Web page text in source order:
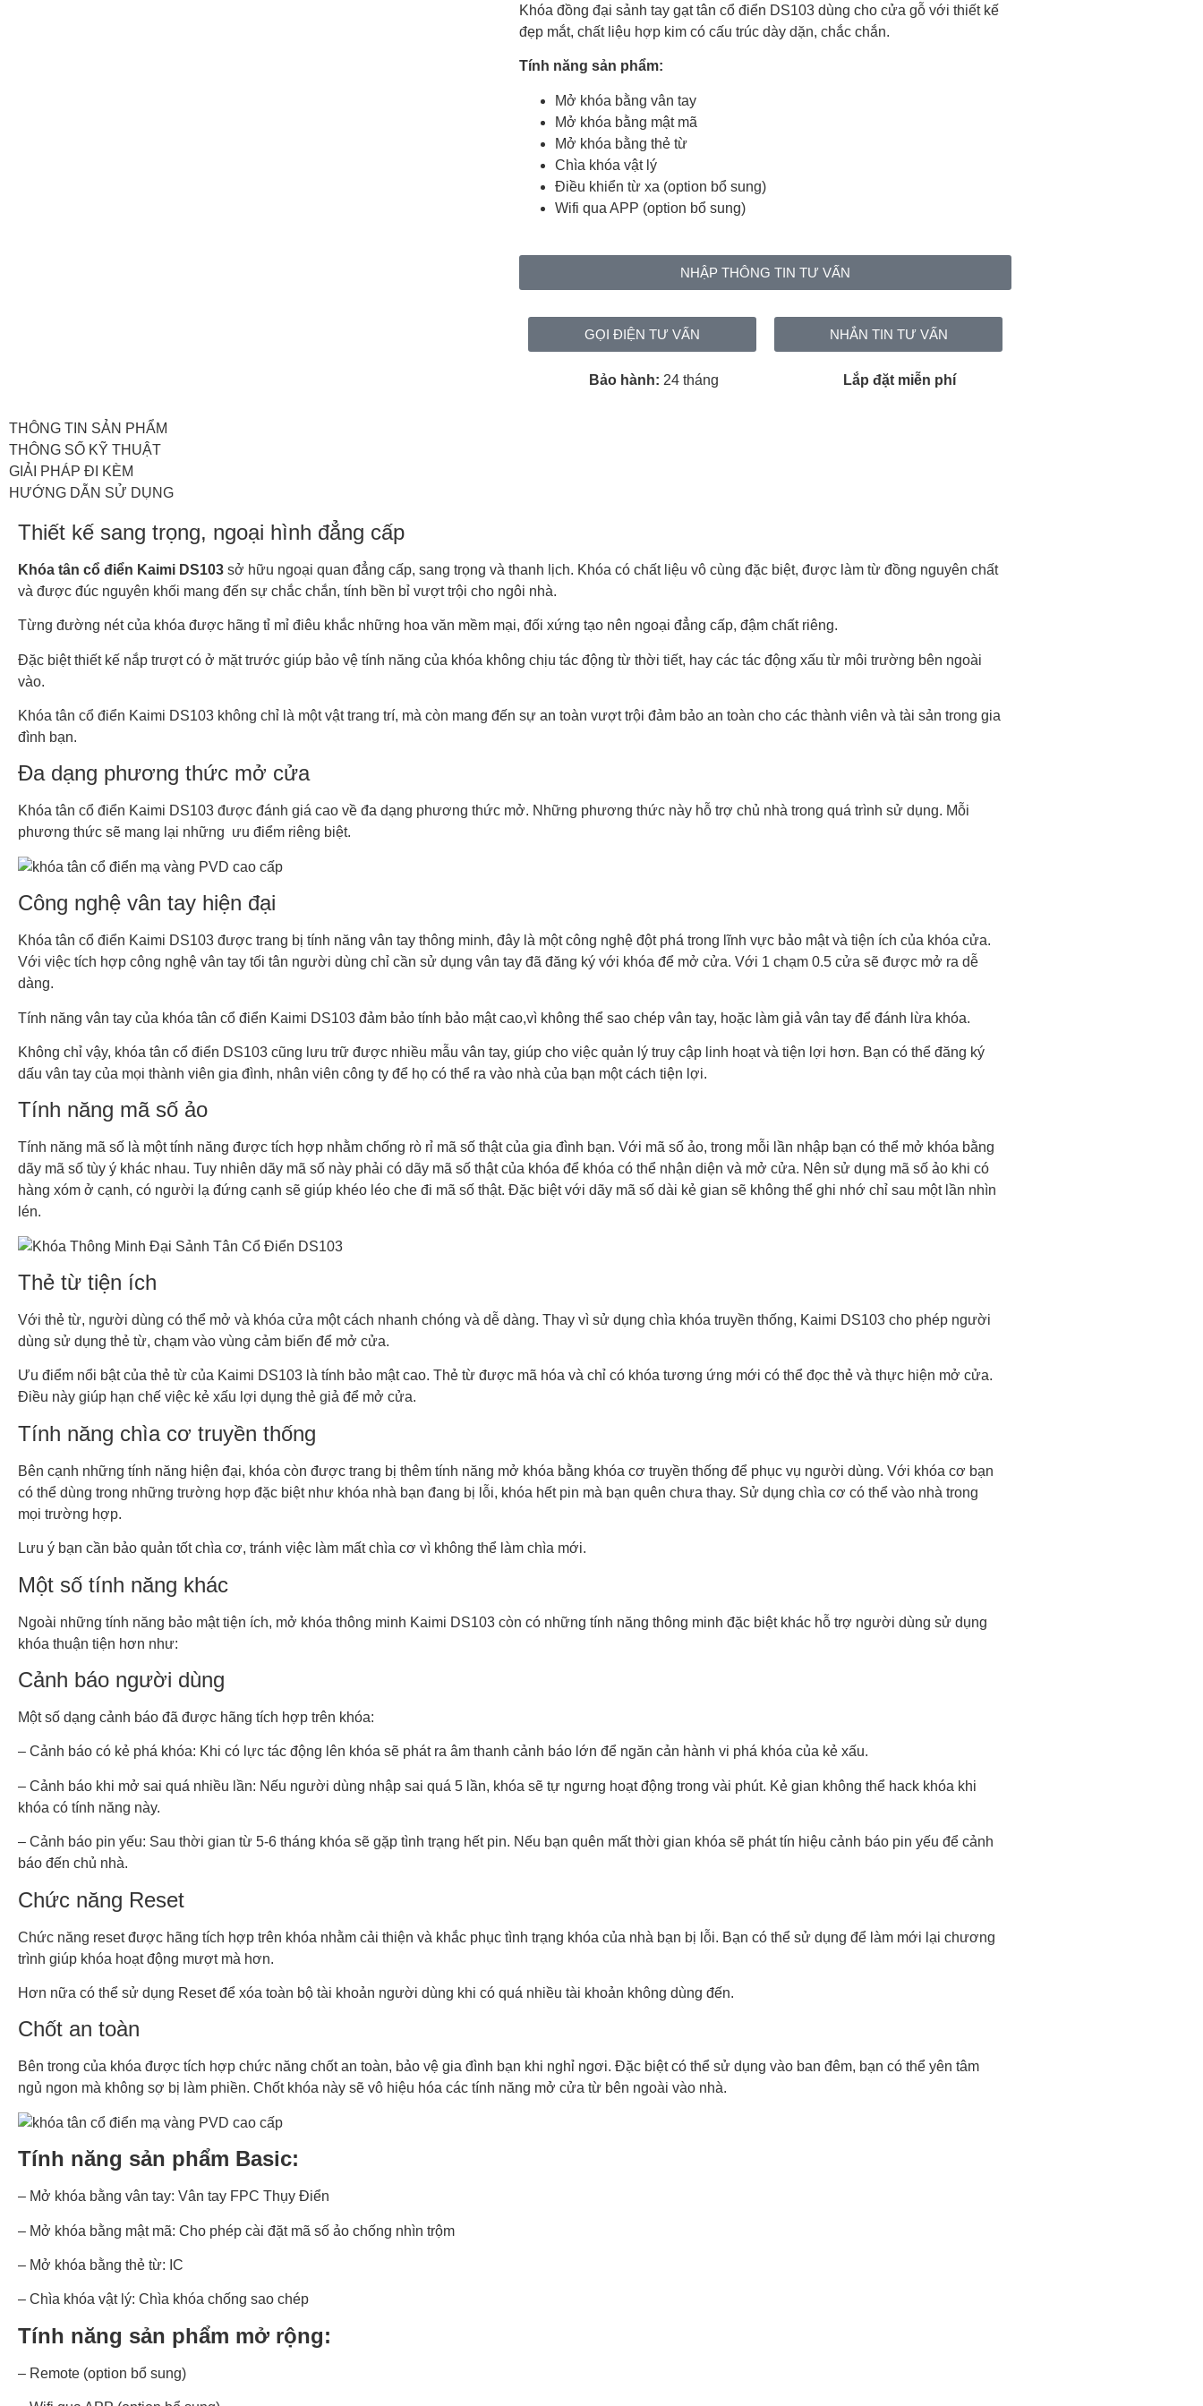
Khóa đồng đại sảnh tay gạt tân cổ điển DS103 dùng cho cửa gỗ với thiết kế
đẹp mắt, chất liệu hợp kim có cấu trúc dày dặn, chắc chắn.
Tính năng sản phẩm:
Mở khóa bằng vân tay
Mở khóa bằng mật mã
Mở khóa bằng thẻ từ
Chìa khóa vật lý
Điều khiển từ xa (option bổ sung)
Wifi qua APP (option bổ sung)
NHẬP THÔNG TIN TƯ VẤN
GỌI ĐIỆN TƯ VẤN NHẮN TIN TƯ VẤN
Bảo hành: 24 tháng Lắp đặt miễn phí
THÔNG TIN SẢN PHẨM
THÔNG SỐ KỸ THUẬT
GIẢI PHÁP ĐI KÈM
HƯỚNG DẪN SỬ DỤNG
Thiết kế sang trọng, ngoại hình đẳng cấp
Khóa tân cổ điển Kaimi DS103 sở hữu ngoại quan đẳng cấp, sang trọng và thanh lịch. Khóa có chất liệu vô cùng đặc biệt, được làm từ đồng nguyên chất
và được đúc nguyên khối mang đến sự chắc chắn, tính bền bỉ vượt trội cho ngôi nhà.
Từng đường nét của khóa được hãng tỉ mỉ điêu khắc những hoa văn mềm mại, đối xứng tạo nên ngoại đẳng cấp, đậm chất riêng.
Đặc biệt thiết kế nắp trượt có ở mặt trước giúp bảo vệ tính năng của khóa không chịu tác động từ thời tiết, hay các tác động xấu từ môi trường bên ngoài
vào.
Khóa tân cổ điển Kaimi DS103 không chỉ là một vật trang trí, mà còn mang đến sự an toàn vượt trội đảm bảo an toàn cho các thành viên và tài sản trong gia
đình bạn.
Đa dạng phương thức mở cửa
Khóa tân cổ điển Kaimi DS103 được đánh giá cao về đa dạng phương thức mở. Những phương thức này hỗ trợ chủ nhà trong quá trình sử dụng. Mỗi
phương thức sẽ mang lại những ưu điểm riêng biệt.
Công nghệ vân tay hiện đại
Khóa tân cổ điển Kaimi DS103 được trang bị tính năng vân tay thông minh, đây là một công nghệ đột phá trong lĩnh vực bảo mật và tiện ích của khóa cửa.
Với việc tích hợp công nghệ vân tay tối tân người dùng chỉ cần sử dụng vân tay đã đăng ký với khóa để mở cửa. Với 1 chạm 0.5 cửa sẽ được mở ra dễ
dàng.
Tính năng vân tay của khóa tân cổ điển Kaimi DS103 đảm bảo tính bảo mật cao,vì không thể sao chép vân tay, hoặc làm giả vân tay để đánh lừa khóa.
Không chỉ vậy, khóa tân cổ điển DS103 cũng lưu trữ được nhiều mẫu vân tay, giúp cho việc quản lý truy cập linh hoạt và tiện lợi hơn. Bạn có thể đăng ký
dấu vân tay của mọi thành viên gia đình, nhân viên công ty để họ có thể ra vào nhà của bạn một cách tiện lợi.
Tính năng mã số ảo
Tính năng mã số là một tính năng được tích hợp nhằm chống rò rỉ mã số thật của gia đình bạn. Với mã số ảo, trong mỗi lần nhập bạn có thể mở khóa bằng
dãy mã số tùy ý khác nhau. Tuy nhiên dãy mã số này phải có dãy mã số thật của khóa để khóa có thể nhận diện và mở cửa. Nên sử dụng mã số ảo khi có
hàng xóm ở cạnh, có người lạ đứng cạnh sẽ giúp khéo léo che đi mã số thật. Đặc biệt với dãy mã số dài kẻ gian sẽ không thể ghi nhớ chỉ sau một lần nhìn
lén.
Thẻ từ tiện ích
Với thẻ từ, người dùng có thể mở và khóa cửa một cách nhanh chóng và dễ dàng. Thay vì sử dụng chìa khóa truyền thống, Kaimi DS103 cho phép người
dùng sử dụng thẻ từ, chạm vào vùng cảm biến để mở cửa.
Ưu điểm nổi bật của thẻ từ của Kaimi DS103 là tính bảo mật cao. Thẻ từ được mã hóa và chỉ có khóa tương ứng mới có thể đọc thẻ và thực hiện mở cửa.
Điều này giúp hạn chế việc kẻ xấu lợi dụng thẻ giả để mở cửa.
Tính năng chìa cơ truyền thống
Bên cạnh những tính năng hiện đại, khóa còn được trang bị thêm tính năng mở khóa bằng khóa cơ truyền thống để phục vụ người dùng. Với khóa cơ bạn
có thể dùng trong những trường hợp đặc biệt như khóa nhà bạn đang bị lỗi, khóa hết pin mà bạn quên chưa thay. Sử dụng chìa cơ có thể vào nhà trong
mọi trường hợp.
Lưu ý bạn cần bảo quản tốt chìa cơ, tránh việc làm mất chìa cơ vì không thể làm chìa mới.
Một số tính năng khác
Ngoài những tính năng bảo mật tiện ích, mở khóa thông minh Kaimi DS103 còn có những tính năng thông minh đặc biệt khác hỗ trợ người dùng sử dụng
khóa thuận tiện hơn như:
Cảnh báo người dùng
Một số dạng cảnh báo đã được hãng tích hợp trên khóa:
– Cảnh báo có kẻ phá khóa: Khi có lực tác động lên khóa sẽ phát ra âm thanh cảnh báo lớn để ngăn cản hành vi phá khóa của kẻ xấu.
– Cảnh báo khi mở sai quá nhiều lần: Nếu người dùng nhập sai quá 5 lần, khóa sẽ tự ngưng hoạt động trong vài phút. Kẻ gian không thể hack khóa khi
khóa có tính năng này.
– Cảnh báo pin yếu: Sau thời gian từ 5-6 tháng khóa sẽ gặp tình trạng hết pin. Nếu bạn quên mất thời gian khóa sẽ phát tín hiệu cảnh báo pin yếu để cảnh
báo đến chủ nhà.
Chức năng Reset
Chức năng reset được hãng tích hợp trên khóa nhằm cải thiện và khắc phục tình trạng khóa của nhà bạn bị lỗi. Bạn có thể sử dụng để làm mới lại chương
trình giúp khóa hoạt động mượt mà hơn.
Hơn nữa có thể sử dụng Reset để xóa toàn bộ tài khoản người dùng khi có quá nhiều tài khoản không dùng đến.
Chốt an toàn
Bên trong của khóa được tích hợp chức năng chốt an toàn, bảo vệ gia đình bạn khi nghỉ ngơi. Đặc biệt có thể sử dụng vào ban đêm, bạn có thể yên tâm
ngủ ngon mà không sợ bị làm phiền. Chốt khóa này sẽ vô hiệu hóa các tính năng mở cửa từ bên ngoài vào nhà.
Tính năng sản phẩm Basic:
– Mở khóa bằng vân tay: Vân tay FPC Thụy Điển
– Mở khóa bằng mật mã: Cho phép cài đặt mã số ảo chống nhìn trộm
– Mở khóa bằng thẻ từ: IC
– Chìa khóa vật lý: Chìa khóa chống sao chép
Tính năng sản phẩm mở rộng:
– Remote (option bổ sung)